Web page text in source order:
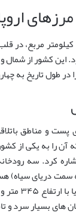
بلاروس، با مساحتی در حدود
کشور از شمال و
طول تاریخ به
را به یکی از
کرد. سه
دریای سیاه)
های بسیار سرد و